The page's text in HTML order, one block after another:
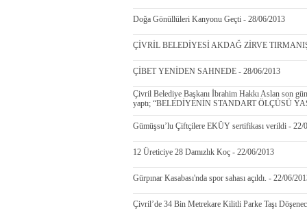
Doğa Gönüllüleri Kanyonu Geçti - 28/06/2013
ÇİVRİL BELEDİYESİ AKDAĞ ZİRVE
ÇİBET YENİDEN SAHNEDE - 28/06/2013
Çivril Belediye Başkanı İbrahim Hakkı Aslan son
yaptı; “BELEDİYENİN STANDART ÖLÇÜSÜ
Gümüşsu’lu Çiftçilere EKÜY sertifikası verildi - 22/
12 Üreticiye 28 Damızlık Koç - 22/06/2013
Gürpınar Kasabası'nda spor sahası açıldı. - 22/06/
Çivril’de 34 Bin Metrekare Kilitli Parke Taşı